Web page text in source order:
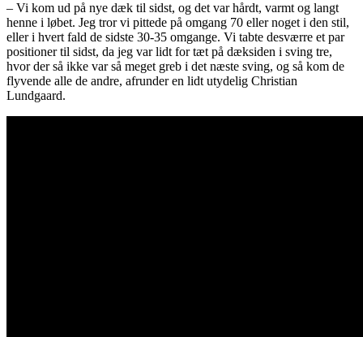
– Vi kom ud på nye dæk til sidst, og det var hårdt, varmt og langt
henne i løbet. Jeg tror vi pittede på omgang 70 eller noget i den stil,
eller i hvert fald de sidste 30-35 omgange. Vi tabte desværre et par
positioner til sidst, da jeg var lidt for tæt på dæksiden i sving tre,
hvor der så ikke var så meget greb i det næste sving, og så kom de
flyvende alle de andre, afrunder en lidt utydelig Christian
Lundgaard.